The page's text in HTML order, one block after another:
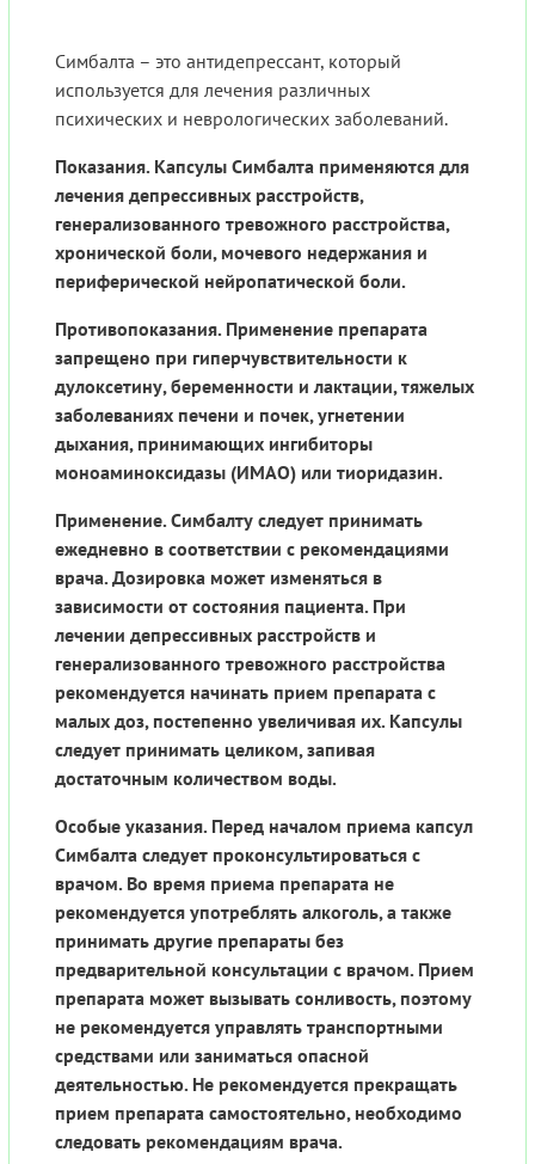
Симбалта – это антидепрессант, который
используется для лечения различных
психических и неврологических заболеваний.
Показания. Капсулы Симбалта применяются для
лечения депрессивных расстройств,
генерализованного тревожного расстройства,
хронической боли, мочевого недержания и
периферической нейропатической боли.
Противопоказания. Применение препарата
запрещено при гиперчувствительности к
дулоксетину, беременности и лактации, тяжелых
заболеваниях печени и почек, угнетении
дыхания, принимающих ингибиторы
моноаминоксидазы (ИМАО) или тиоридазин.
Применение. Симбалту следует принимать
ежедневно в соответствии с рекомендациями
врача. Дозировка может изменяться в
зависимости от состояния пациента. При
лечении депрессивных расстройств и
генерализованного тревожного расстройства
рекомендуется начинать прием препарата с
малых доз, постепенно увеличивая их. Капсулы
следует принимать целиком, запивая
достаточным количеством воды.
Особые указания. Перед началом приема капсул
Симбалта следует проконсультироваться с
врачом. Во время приема препарата не
рекомендуется употреблять алкоголь, а также
принимать другие препараты без
предварительной консультации с врачом. Прием
препарата может вызывать сонливость, поэтому
не рекомендуется управлять транспортными
средствами или заниматься опасной
деятельностью. Не рекомендуется прекращать
прием препарата самостоятельно, необходимо
следовать рекомендациям врача.